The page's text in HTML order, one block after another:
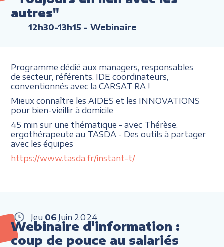
autres"
12h30-13h15 - Webinaire
Programme dédié aux managers, responsables
de secteur, référents, IDE coordinateurs,
conventionnés avec la CARSAT RA !
Mieux connaître les AIDES et les INNOVATIONS
pour bien-vieillir à domicile
45 min sur une thématique - avec Thérèse,
ergothérapeute au TASDA - Des outils à partager
avec les équipes
https://www.tasda.fr/instant-t/
Jeu 06 Juin 2024
Webinaire d'information :
coup de pouce au salariés